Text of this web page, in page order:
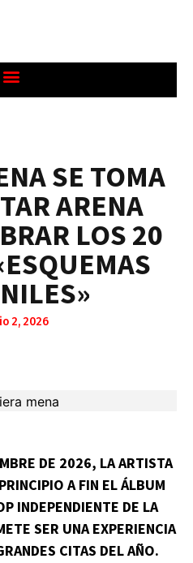
SE TOMA
ARENA
LOS 20
2, 2026
DE 2026, LA ARTISTA
A FIN EL ÁLBUM
INDEPENDIENTE DE LA
SER UNA EXPERIENCIA
CITAS DEL AÑO.